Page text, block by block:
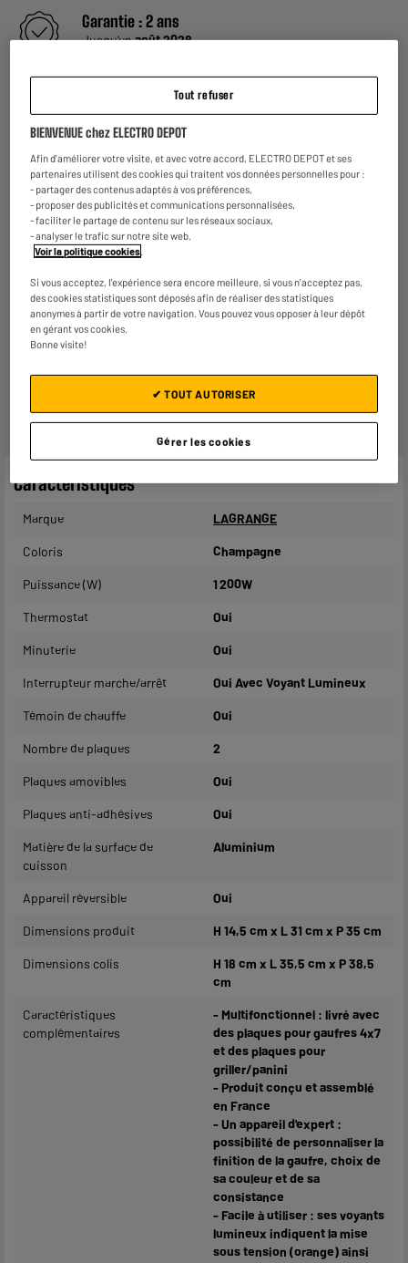
Garantie :2 ans
Jusqu'enaoût 2028
Reprise de votre ancien appareil
En savoir +
ELECTROSÛR
Une assurance à vie à partir de6€/moispour couvrir les
appareils de votre foyer achetés chez nous ou ailleurs.
En savoir +
Consommez plus responsable, économisez
plus
Notre objectif : réduire de
par produit vendu d'ici 2030.En savoir +
Retours et échanges gratuits
- Retours
DEPOT de France
les trajets et donc l’impact sur la planète. Les frais de
retour par voie postale restent à votre charge.
Caractéristiques
Marque LAGRANGE
Coloris Champagne
Puissance (W) 1 200W
Thermostat Oui
Minuterie Oui
Interrupteur marche/arrêt Oui Avec Voyant Lumineux
Témoin de chauffe Oui
Nombre de plaques 2
Plaques amovibles Oui
Plaques anti-adhésives Oui
Matière de la surface de
cuisson
Aluminium
Appareil réversible Oui
Dimensions produit H 14,5 cm x L 31 cm x P 35 cm
Dimensions colis
H 18 cm x L 35,5 cm x P 38,5
cm
Caractéristiques
complémentaires
- Multifonctionnel : livré avec
des plaques pour gaufres 4x7
et des plaques pour
griller/panini
- Produit conçu et assemblé
en France
- Un appareil d'expert :
possibilité de personnaliser la
finition de la gaufre, choix de
sa couleur et de sa
consistance
- Facile à utiliser : ses voyants
lumineux indiquent la mise
sous tension (orange) ainsi
Tout refuser
BIENVENUE chez ELECTRO DEPOT
Afin d'améliorer votre visite, et avec votre accord, ELECTRO DEPOT et ses
partenaires utilisent des cookies qui traitent vos données personnelles pour :
- partager des contenus adaptés à vos préférences,
- proposer des publicités et communications personnalisées,
- faciliter le partage de contenu sur les réseaux sociaux,
- analyser le trafic sur notre site web.
Voir la politique cookies
Si vous acceptez, l'expérience sera encore meilleure, si vous n'acceptez pas,
des cookies statistiques sont déposés afin de réaliser des statistiques
anonymes à partir de votre navigation. Vous pouvez vous opposer à leur dépôt
en gérant vos cookies.
Bonne visite!
Gérer les cookies
✔ TOUT AUTORISER